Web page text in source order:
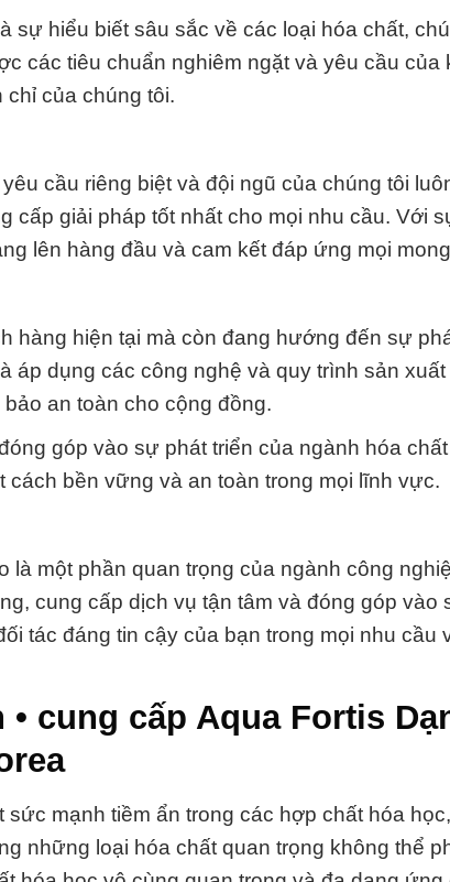
sự hiểu biết sâu sắc về các loại hóa chất,
các tiêu chuẩn nghiêm ngặt và yêu cầu của
chỉ của chúng tôi.
cầu riêng biệt và đội ngũ của chúng tôi
cấp giải pháp tốt nhất cho mọi nhu cầu. Với
lên hàng đầu và cam kết đáp ứng mọi
hàng hiện tại mà còn đang hướng đến sự
áp dụng các công nghệ và quy trình sản
an toàn cho cộng đồng.
góp vào sự phát triển của ngành hóa
bền vững và an toàn trong mọi lĩnh vực.
một phần quan trọng của ngành công
cung cấp dịch vụ tận tâm và đóng góp vào
tác đáng tin cậy của bạn trong mọi nhu cầu
cung cấp Aqua Fortis
mạnh tiềm ẩn trong các hợp chất hóa
những loại hóa chất quan trọng không thể